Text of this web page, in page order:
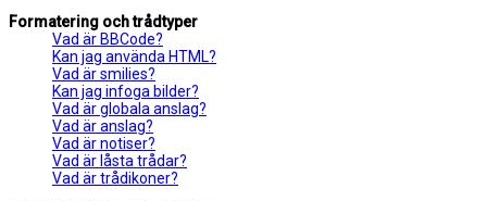
Formatering och trådtyper
Vad är BBCode?
Kan jag använda HTML?
Vad är smilies?
Kan jag infoga bilder?
Vad är globala anslag?
Vad är anslag?
Vad är notiser?
Vad är låsta trådar?
Vad är trådikoner?